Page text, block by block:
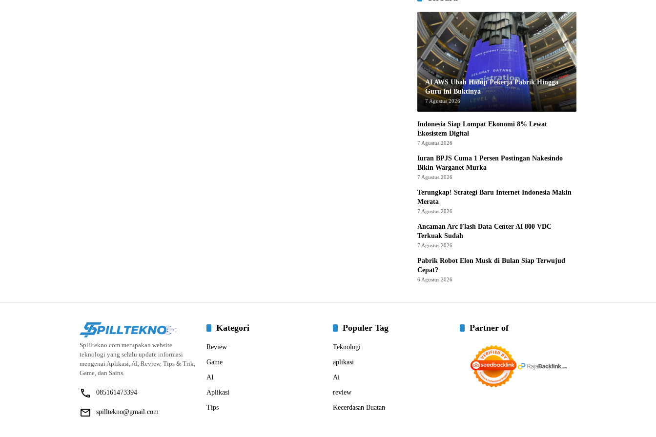
AI AWS Ubah Hidup Pekerja Pabrik Hingga
Guru Ini Buktinya
7 Agustus 2026
Indonesia Siap Lompat Ekonomi 8% Lewat
Ekosistem Digital
7 Agustus 2026
Iuran BPJS Cuma 1 Persen Postingan Nakesindo
Bikin Warganet Murka
7 Agustus 2026
Terungkap! Strategi Baru Internet Indonesia Makin
Merata
7 Agustus 2026
Ancaman Arc Flash Data Center AI 800 VDC
Terkuak Sudah
7 Agustus 2026
Pabrik Robot Elon Musk di Bulan Siap Terwujud
Cepat?
6 Agustus 2026
Spilltekno.com merupakan website
teknologi yang selalu update informasi
mengenai Aplikasi, AI, Review, Tips & Trik,
Game, dan Sains.
085161473394
spilltekno@gmail.com
Kategori
Review
Game
AI
Aplikasi
Tips
Populer Tag
Teknologi
aplikasi
Ai
review
Kecerdasan Buatan
Partner of